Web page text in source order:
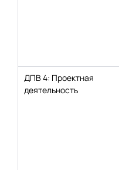
ДПВ 4: Проектная
деятельность